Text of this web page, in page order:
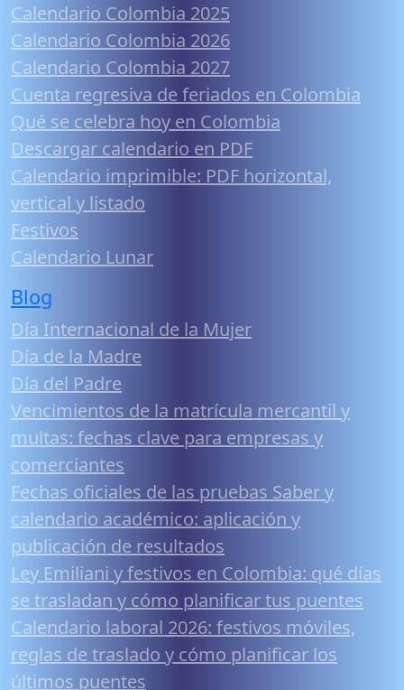
Calendario Colombia 2025
Calendario Colombia 2026
Calendario Colombia 2027
Cuenta regresiva de feriados en Colombia
Qué se celebra hoy en Colombia
Descargar calendario en PDF
Calendario imprimible: PDF horizontal,
vertical y listado
Festivos
Calendario Lunar
Blog
Día Internacional de la Mujer
Día de la Madre
Día del Padre
Vencimientos de la matrícula mercantil y
multas: fechas clave para empresas y
comerciantes
Fechas oficiales de las pruebas Saber y
calendario académico: aplicación y
publicación de resultados
Ley Emiliani y festivos en Colombia: qué días
se trasladan y cómo planificar tus puentes
Calendario laboral 2026: festivos móviles,
reglas de traslado y cómo planificar los
últimos puentes